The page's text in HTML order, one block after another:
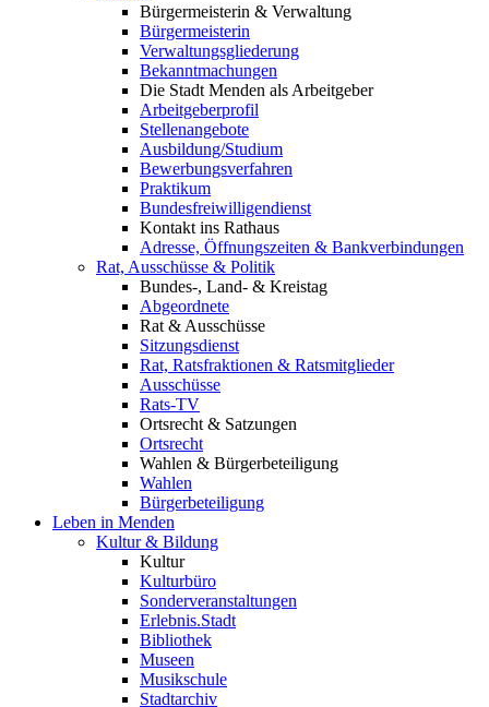
Bürgermeisterin & Verwaltung
Bürgermeisterin
Verwaltungsgliederung
Bekanntmachungen
Die Stadt Menden als Arbeitgeber
Arbeitgeberprofil
Stellenangebote
Ausbildung/Studium
Bewerbungsverfahren
Praktikum
Bundesfreiwilligendienst
Kontakt ins Rathaus
Adresse, Öffnungszeiten & Bankverbindungen
Rat, Ausschüsse & Politik
Bundes-, Land- & Kreistag
Abgeordnete
Rat & Ausschüsse
Sitzungsdienst
Rat, Ratsfraktionen & Ratsmitglieder
Ausschüsse
Rats-TV
Ortsrecht & Satzungen
Ortsrecht
Wahlen & Bürgerbeteiligung
Wahlen
Bürgerbeteiligung
Leben in Menden
Kultur & Bildung
Kultur
Kulturbüro
Sonderveranstaltungen
Erlebnis.Stadt
Bibliothek
Museen
Musikschule
Stadtarchiv